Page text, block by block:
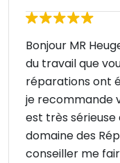
Bonjour MR
du travail que
réparations ont
je recommande
est très
domaine des
conseiller me